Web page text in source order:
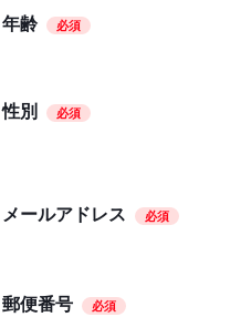
年齢 必須
性別 必須
メールアドレス 必須
郵便番号 必須